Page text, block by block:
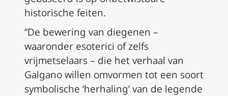
historische feiten.
“De bewering van diegenen –
waaronder esoterici of zelfs
vrijmetselaars – die het verhaal van
Galgano willen omvormen tot een soort
symbolische ‘herhaling’ van de legende